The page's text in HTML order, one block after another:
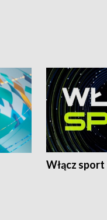
Włącz sport